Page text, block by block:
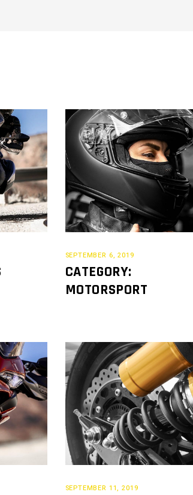
SEPTEMBER 6, 2019
CATEGORY:
MOTORSPORT
SEPTEMBER 11, 2019